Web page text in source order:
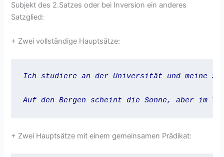
Subjekt des 2.Satzes oder bei Inversion ein anderes
Satzglied:
+ Zwei vollständige Hauptsätze:
Ich studiere an der Universität und meine
Auf den Bergen scheint die Sonne, aber im
+ Zwei Hauptsätze mit einem gemeinsamen Prädikat: